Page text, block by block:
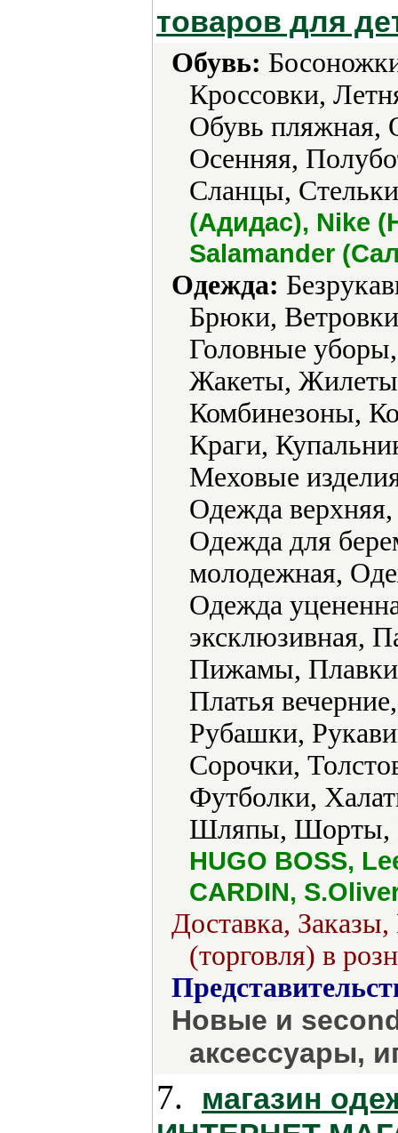
товаров для
Обувь:
Кроссовки,
Обувь пляжная,
Осенняя,
Сланцы,
(Адидас), Nike
Salamander
Одежда:
Брюки,
Головные
Жакеты,
Комбинезоны,
Краги,
Меховые
Одежда
Одежда для
молодежная,
Одежда
эксклюзивная,
Пижамы,
Платья
Рубашки,
Сорочки,
Футболки,
Шляпы,
HUGO BOSS,
CARDIN,
Доставка,
(торговля) в
Новые и
аксессуары,
7.
магазин